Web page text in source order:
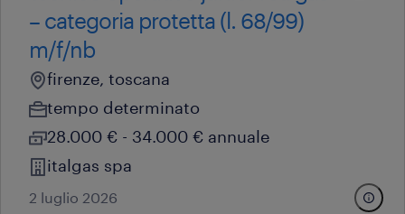
– categoria protetta (l. 68/99)
m/f/nb
firenze, toscana
tempo determinato
28.000 € - 34.000 € annuale
italgas spa
2 luglio 2026